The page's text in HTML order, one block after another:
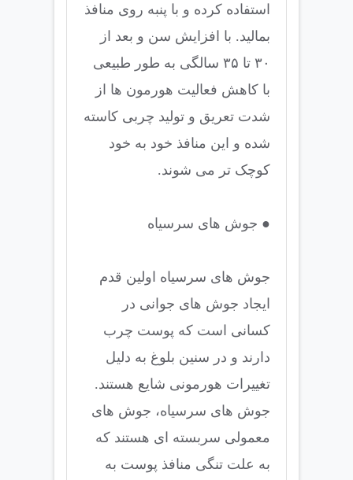
استفاده کرده و با پنبه روی منافذ
بمالید. با افزایش سن و بعد از
۳۰ تا ۳۵ سالگی به طور طبیعی
با کاهش فعالیت هورمون ها از
شدت تعریق و تولید چربی کاسته
شده و این منافذ خود به خود
کوچک تر می شوند.
● جوش های سرسیاه
جوش های سرسیاه اولین قدم
ایجاد جوش های جوانی در
کسانی است که پوست چرب
دارند و در سنین بلوغ به دلیل
تغییرات هورمونی شایع هستند.
جوش های سرسیاه، جوش های
معمولی سربسته ای هستند که
به علت تنگی منافذ پوست به